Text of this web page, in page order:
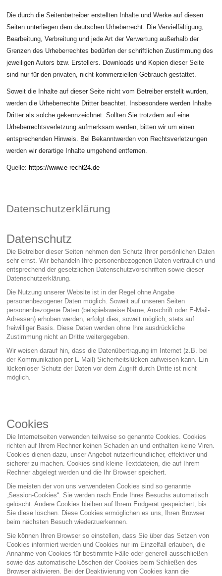
Die durch die Seitenbetreiber erstellten Inhalte und Werke auf diesen
Seiten unterliegen dem deutschen Urheberrecht. Die Vervielfältigung,
Bearbeitung, Verbreitung und jede Art der Verwertung außerhalb der
Grenzen des Urheberrechtes bedürfen der schriftlichen Zustimmung des
jeweiligen Autors bzw. Erstellers. Downloads und Kopien dieser Seite
sind nur für den privaten, nicht kommerziellen Gebrauch gestattet.
Soweit die Inhalte auf dieser Seite nicht vom Betreiber erstellt wurden,
werden die Urheberrechte Dritter beachtet. Insbesondere werden Inhalte
Dritter als solche gekennzeichnet. Sollten Sie trotzdem auf eine
Urheberrechtsverletzung aufmerksam werden, bitten wir um einen
entsprechenden Hinweis. Bei Bekanntwerden von Rechtsverletzungen
werden wir derartige Inhalte umgehend entfernen.
Quelle: https://www.e-recht24.de
Datenschutzerklärung
Datenschutz
Die Betreiber dieser Seiten nehmen den Schutz Ihrer persönlichen Daten
sehr ernst. Wir behandeln Ihre personenbezogenen Daten vertraulich und
entsprechend der gesetzlichen Datenschutzvorschriften sowie dieser
Datenschutzerklärung.
Die Nutzung unserer Website ist in der Regel ohne Angabe
personenbezogener Daten möglich. Soweit auf unseren Seiten
personenbezogene Daten (beispielsweise Name, Anschrift oder E-Mail-
Adressen) erhoben werden, erfolgt dies, soweit möglich, stets auf
freiwilliger Basis. Diese Daten werden ohne Ihre ausdrückliche
Zustimmung nicht an Dritte weitergegeben.
Wir weisen darauf hin, dass die Datenübertragung im Internet (z.B. bei
der Kommunikation per E-Mail) Sicherheitslücken aufweisen kann. Ein
lückenloser Schutz der Daten vor dem Zugriff durch Dritte ist nicht
möglich.
Cookies
Die Internetseiten verwenden teilweise so genannte Cookies. Cookies
richten auf Ihrem Rechner keinen Schaden an und enthalten keine Viren.
Cookies dienen dazu, unser Angebot nutzerfreundlicher, effektiver und
sicherer zu machen. Cookies sind kleine Textdateien, die auf Ihrem
Rechner abgelegt werden und die Ihr Browser speichert.
Die meisten der von uns verwendeten Cookies sind so genannte
„Session-Cookies“. Sie werden nach Ende Ihres Besuchs automatisch
gelöscht. Andere Cookies bleiben auf Ihrem Endgerät gespeichert, bis
Sie diese löschen. Diese Cookies ermöglichen es uns, Ihren Browser
beim nächsten Besuch wiederzuerkennen.
Sie können Ihren Browser so einstellen, dass Sie über das Setzen von
Cookies informiert werden und Cookies nur im Einzelfall erlauben, die
Annahme von Cookies für bestimmte Fälle oder generell ausschließen
sowie das automatische Löschen der Cookies beim Schließen des
Browser aktivieren. Bei der Deaktivierung von Cookies kann die